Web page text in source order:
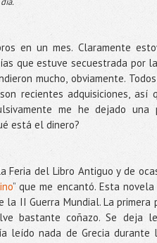
en un mes. Claramente
que estuve secuestrada por
mucho, obviamente.
recientes adquisiciones, así
me he dejado una
está el dinero?
Feria del Libro Antiguo y de
” que me encantó. Esta
II Guerra Mundial. La primera
bastante coñazo. Se deja
leído nada de Grecia durante